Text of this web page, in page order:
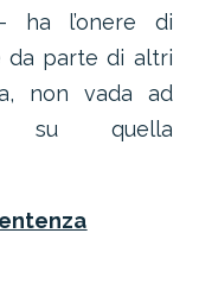
ha l’onere di
da parte di altri
non vada ad
su quella